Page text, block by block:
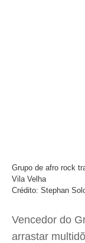
Grupo de afro rock
Vila Velha
Crédito: Stephan
Vencedor do
arrastar